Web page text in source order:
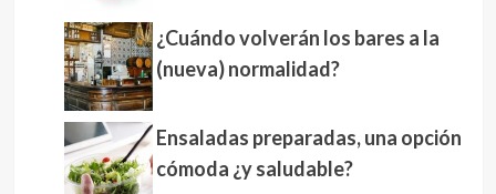
¿Cuándo volverán los bares a la
(nueva) normalidad?
Ensaladas preparadas, una opción
cómoda ¿y saludable?